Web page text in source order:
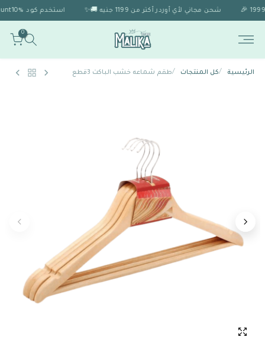
استخدم كود Discount10% 🎁 للحصول على خصم 10% لو الاوردر اكتر من 1999 🎉 شحن مجاني لأي أوردر أكتر من 1199 جنيه 🚚✨
0
الرئيسية /كل المنتجات /طقم شماعه خشب الباكت 3قطع